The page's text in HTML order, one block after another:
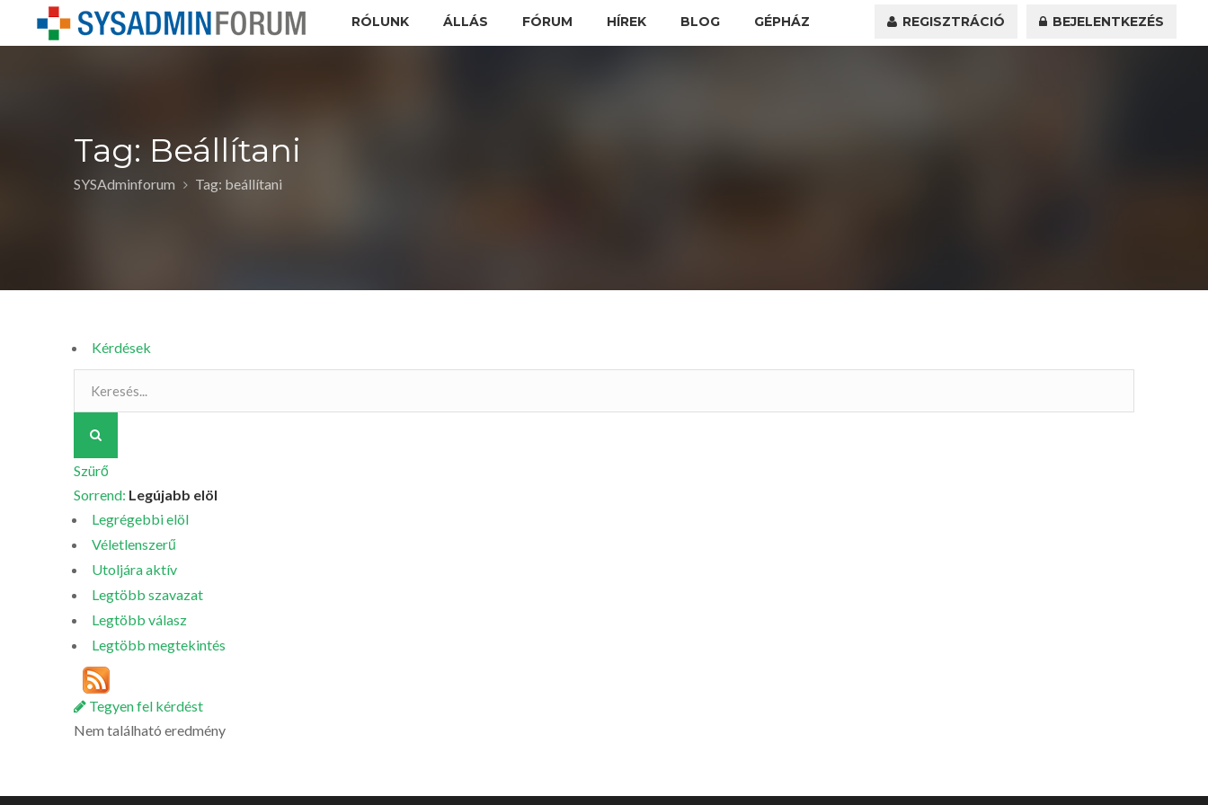
RÓLUNK ÁLLÁS FÓRUM HÍREK BLOG GÉPHÁZ REGISZTRÁCIÓ BEJELENTKEZÉS
Tag: Beállítani
SYSAdminforum Tag: beállítani
Kérdések
Szürő
Sorrend: Legújabb elöl
Legrégebbi elöl
Véletlenszerű
Utoljára aktív
Legtöbb szavazat
Legtöbb válasz
Legtöbb megtekintés
Tegyen fel kérdést
Nem található eredmény